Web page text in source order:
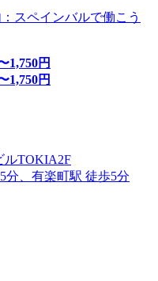
スペインバルで働こう
1,750円
1,750円
ルTOKIA2F
分、有楽町駅 徒歩5分